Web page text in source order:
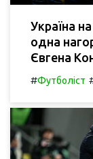
Україна
одна
Євгена
#Футболіст